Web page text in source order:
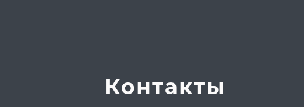
Контакты